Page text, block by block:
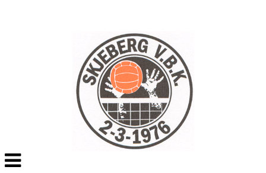
Veksle
navigasjon